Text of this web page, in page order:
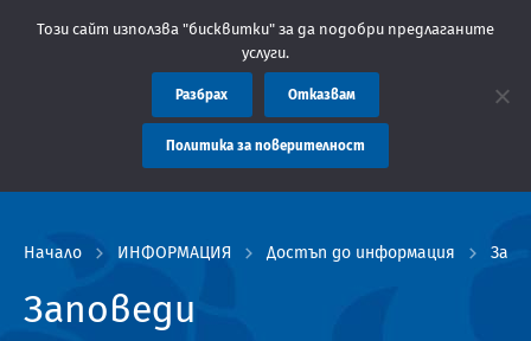
Пловдив препоръчва заплащането на такси за
Начало ИНФОРМАЦИЯ Достъп до информация
Заповеди
Този сайт използва "бисквитки" за да подобри предлаганите
услуги.
Разбрах Отказвам
Политика за поверителност